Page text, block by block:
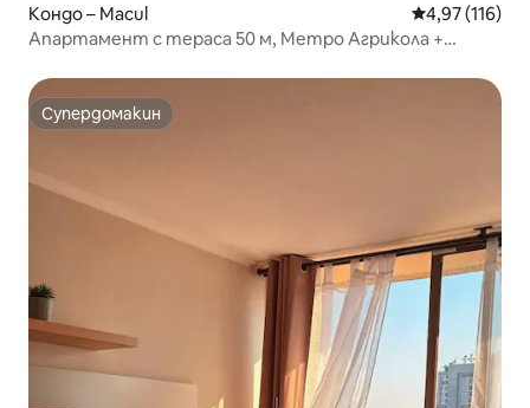
Кондо – Macul Средна
4,97 (116)
Апартамент с тераса 50 м, Метро Агрикола +
Супердомакин
Супердомакин